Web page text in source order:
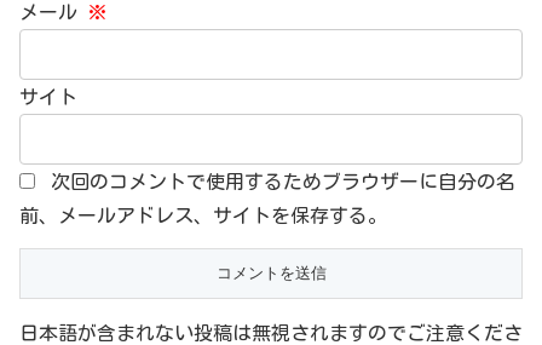
メール ※
サイト
次回のコメントで使用するためブラウザーに自分の名
前、メールアドレス、サイトを保存する。
日本語が含まれない投稿は無視されますのでご注意くださ